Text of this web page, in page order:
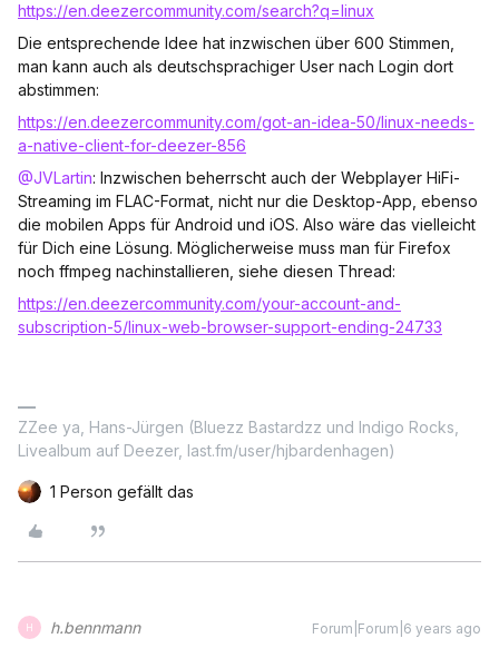
https://en.deezercommunity.com/search?q=linux
Die entsprechende Idee hat inzwischen über 600 Stimmen,
man kann auch als deutschsprachiger User nach Login dort
abstimmen:
https://en.deezercommunity.com/got-an-idea-50/linux-needs-
a-native-client-for-deezer-856
@JVLartin: Inzwischen beherrscht auch der Webplayer HiFi-
Streaming im FLAC-Format, nicht nur die Desktop-App, ebenso
die mobilen Apps für Android und iOS. Also wäre das vielleicht
für Dich eine Lösung. Möglicherweise muss man für Firefox
noch ffmpeg nachinstallieren, siehe diesen Thread:
https://en.deezercommunity.com/your-account-and-
subscription-5/linux-web-browser-support-ending-24733
ZZee ya, Hans-Jürgen (Bluezz Bastardzz und Indigo Rocks,
Livealbum auf Deezer, last.fm/user/hjbardenhagen)
1 Person gefällt das
H h.bennmann Forum|Forum|6 years ago